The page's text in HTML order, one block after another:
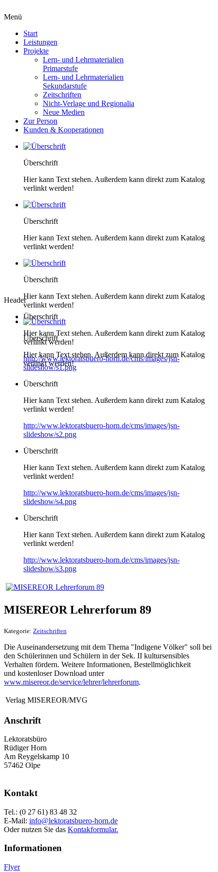
Menü
Start
Leistungen
Projekte
Lern- und Lehrmaterialien
Primarstufe
Lern- und Lehrmaterialien
Sekundarstufe
Zeitschriften
Nicht-Verlage und Regionalia
Neue Medien
Zur Person
Kunden & Kooperationen
Überschrift
Hier kann Text stehen. Außerdem kann direkt zum Katalog
verlinkt werden!
Überschrift
Hier kann Text stehen. Außerdem kann direkt zum Katalog
verlinkt werden!
Überschrift
Hier kann Text stehen. Außerdem kann direkt zum Katalog
verlinkt werden!
Überschrift
Hier kann Text stehen. Außerdem kann direkt zum Katalog
verlinkt werden!
Header
Überschrift
Hier kann Text stehen. Außerdem kann direkt zum Katalog
verlinkt werden!
http://www.lektoratsbuero-horn.de/cms/images/jsn-
slideshow/s1.png
Überschrift
Hier kann Text stehen. Außerdem kann direkt zum Katalog
verlinkt werden!
http://www.lektoratsbuero-horn.de/cms/images/jsn-
slideshow/s2.png
Überschrift
Hier kann Text stehen. Außerdem kann direkt zum Katalog
verlinkt werden!
http://www.lektoratsbuero-horn.de/cms/images/jsn-
slideshow/s4.png
Überschrift
Hier kann Text stehen. Außerdem kann direkt zum Katalog
verlinkt werden!
http://www.lektoratsbuero-horn.de/cms/images/jsn-
slideshow/s3.png
MISEREOR Lehrerforum 89
Kategorie: Zeitschriften
Die Auseinandersetzung mit dem Thema "Indigene Völker" soll bei
den Schülerinnen und Schülern in der Sek. II kultursensibles
Verhalten fördern. Weitere Informationen, Bestellmöglichkeit
und kostenloser Download unter
www.misereor.de/service/lehrer/lehrerforum.
Verlag MISEREOR/MVG
Anschrift
Lektoratsbüro
Rüdiger Horn
Am Reygelskamp 10
57462 Olpe
Kontakt
Tel.: (0 27 61) 83 48 32
E-Mail: info@lektoratsbuero-horn.de
Oder nutzen Sie das Kontakformular.
Informationen
Flyer